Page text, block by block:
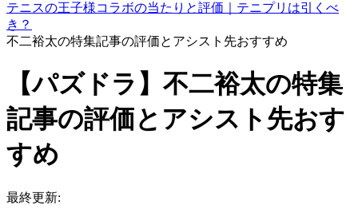
テニスの王子様コラボの当たりと評価｜テニプリは引くべ
き？
不二裕太の特集記事の評価とアシスト先おすすめ
【パズドラ】不二裕太の特集
記事の評価とアシスト先おす
すめ
最終更新: